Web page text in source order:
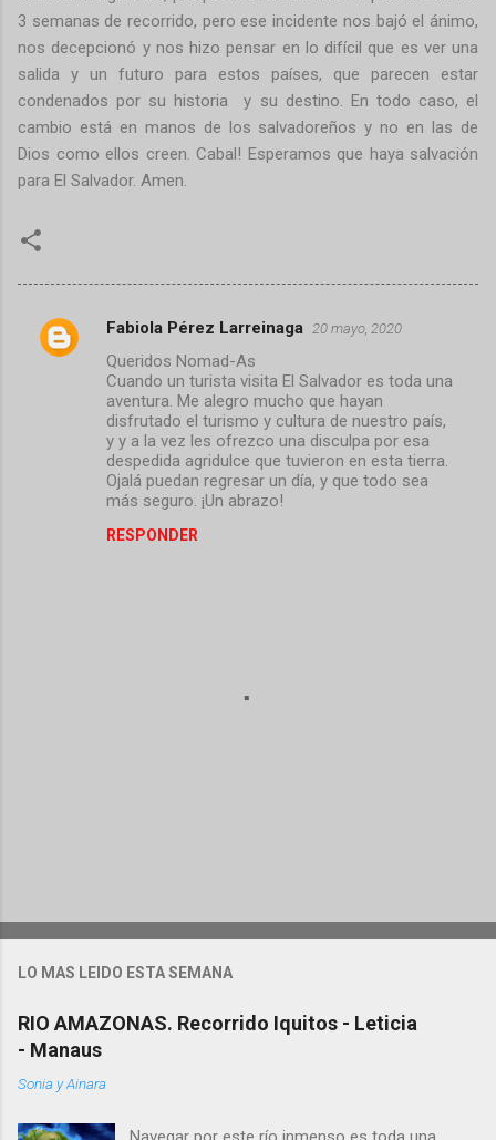
3 semanas de recorrido, pero ese incidente nos bajó el ánimo,
nos decepcionó y nos hizo pensar en lo difícil que es ver una
salida y un futuro para estos países, que parecen estar
condenados por su historia y su destino. En todo caso, el
cambio está en manos de los salvadoreños y no en las de
Dios como ellos creen. Cabal! Esperamos que haya salvación
para El Salvador. Amen.
C
Fabiola Pérez Larreinaga 20 mayo, 2020
Queridos Nomad-As
Cuando un turista visita El Salvador es toda una
aventura. Me alegro mucho que hayan
disfrutado el turismo y cultura de nuestro país,
y y a la vez les ofrezco una disculpa por esa
despedida agridulce que tuvieron en esta tierra.
Ojalá puedan regresar un día, y que todo sea
más seguro. ¡Un abrazo!
RESPONDER
l
c
a
r
n
o
LO MAS LEIDO ESTA SEMANA
RIO AMAZONAS. Recorrido Iquitos - Leticia
- Manaus
Sonia y Ainara